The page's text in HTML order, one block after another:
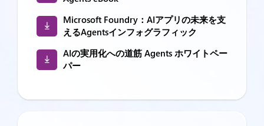
Microsoft Foundry：AIアプリの未来を支
えるAgentsインフォグラフィック
AIの実用化への道筋 Agents ホワイトペー
パー